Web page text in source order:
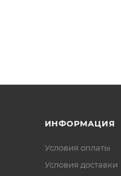
ИНФОРМАЦИЯ
Условия оплаты
Условия доставки